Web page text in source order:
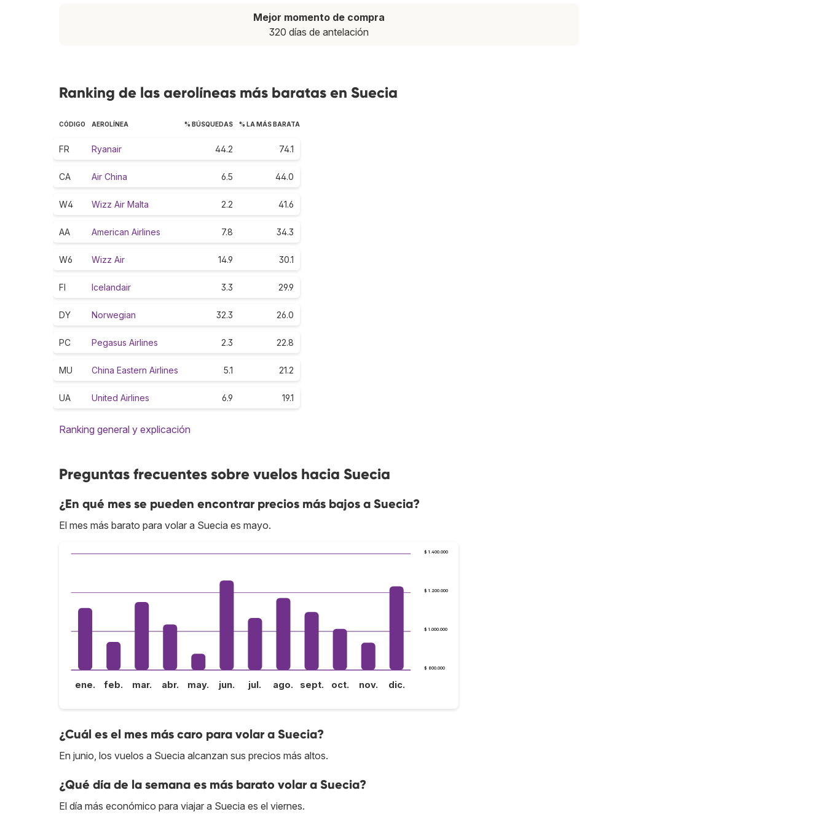
Mejor momento de compra
320 días de antelación
Ranking de las aerolíneas más baratas en Suecia
CÓDIGO AEROLÍNEA % BÚSQUEDAS % LA MÁS BARATA
FR Ryanair 44.2 74.1
CA Air China 6.5 44.0
W4 Wizz Air Malta 2.2 41.6
AA American Airlines 7.8 34.3
W6 Wizz Air 14.9 30.1
FI Icelandair 3.3 29.9
DY Norwegian 32.3 26.0
PC Pegasus Airlines 2.3 22.8
MU China Eastern Airlines 5.1 21.2
UA United Airlines 6.9 19.1
Ranking general y explicación
Preguntas frecuentes sobre vuelos hacia Suecia
¿En qué mes se pueden encontrar precios más bajos a Suecia?
El mes más barato para volar a Suecia es mayo.
$ 800.000
$ 1.000.000
$ 1.200.000
$ 1.400.000
ene. feb. mar. abr. may. jun. jul. ago. sept. oct. nov. dic.
¿Cuál es el mes más caro para volar a Suecia?
En junio, los vuelos a Suecia alcanzan sus precios más altos.
¿Qué día de la semana es más barato volar a Suecia?
El día más económico para viajar a Suecia es el viernes.